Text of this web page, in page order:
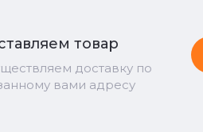
товар
доставку по
вами адресу